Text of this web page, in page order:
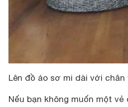
Lên đồ áo sơ mi dài với
Nếu bạn không muốn một